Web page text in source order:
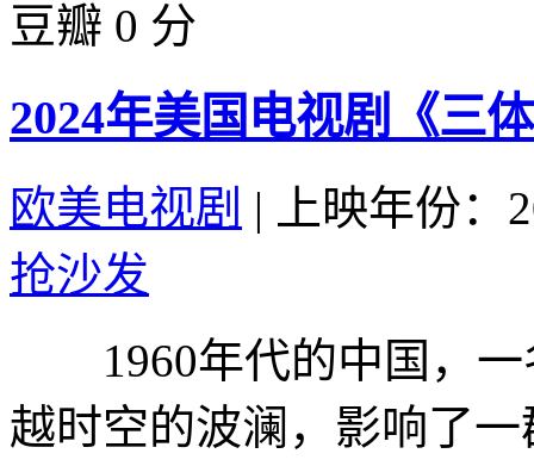
豆瓣 0 分
2024年美国电视剧《三
欧美电视剧 |
上映年份：
抢沙发
1960年代的中国，一
越时空的波澜，影响了